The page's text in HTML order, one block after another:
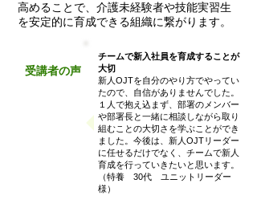
高めることで、介護未経験者や技能実習生
を安定的に育成できる組織に繋がります。
受講者の声
チームで新入社員を育成することが
大切
新人OJTを自分のやり方でやってい
たので、自信がありませんでした。
１人で抱え込まず、部署のメンバー
や部署長と一緒に相談しながら取り
組むことの大切さを学ぶことができ
ました。今後は、新人OJTリーダー
に任せるだけでなく、チームで新人
育成を行っていきたいと思います。
（​特養 30代 ユニットリーダー
様）